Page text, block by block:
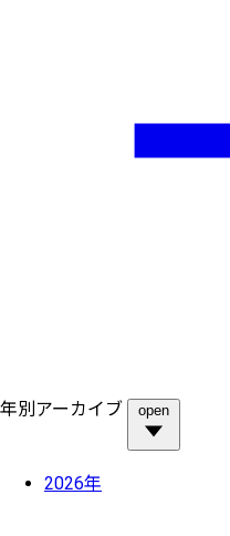
年別アーカイブ open
2026年